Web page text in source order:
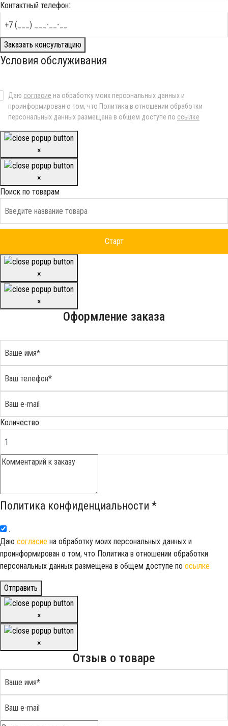
Контактный телефон:
Заказать консультацию
Условия обслуживания
Даю согласие на обработку моих персональных данных и
проинформирован о том, что Политика в отношении обработки
персональных данных размещена в общем доступе по ссылке
×
×
Поиск по товарам
×
×
Оформление заказа
Количество
Политика конфиденциальности *
.
Даю согласие на обработку моих персональных данных и
проинформирован о том, что Политика в отношении обработки
персональных данных размещена в общем доступе по ссылке
Отправить
×
×
Отзыв о товаре